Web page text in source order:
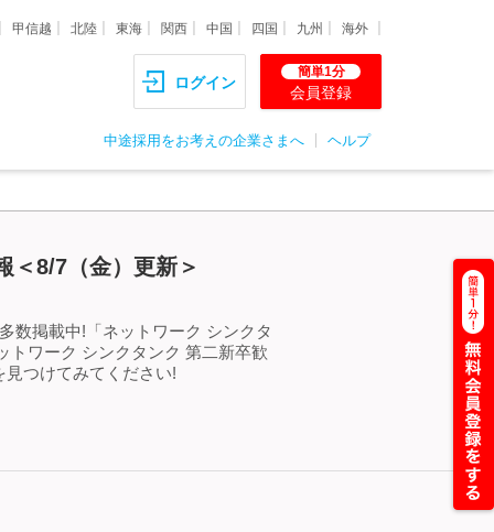
甲信越 北陸 東海 関西 中国 四国 九州 海外
ログイン
簡単1分
会員登録
中途採用をお考えの企業さまへ ヘルプ
＜8/7（金）更新＞
数掲載中!「ネットワーク シンクタ
トワーク シンクタンク 第二新卒歓
つけてみてください!